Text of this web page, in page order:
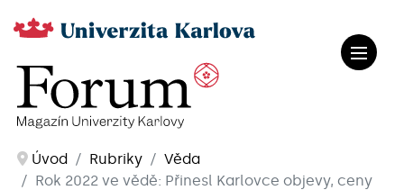
Úvod Rubriky
Věda
Rok 2022 ve vědě: Přinesl Karlovce objevy, ceny